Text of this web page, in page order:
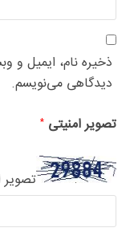
ذخیره نام، ایمیل و
دیدگاهی می‌نویسم.
تصویر امنیتی*
تصویر